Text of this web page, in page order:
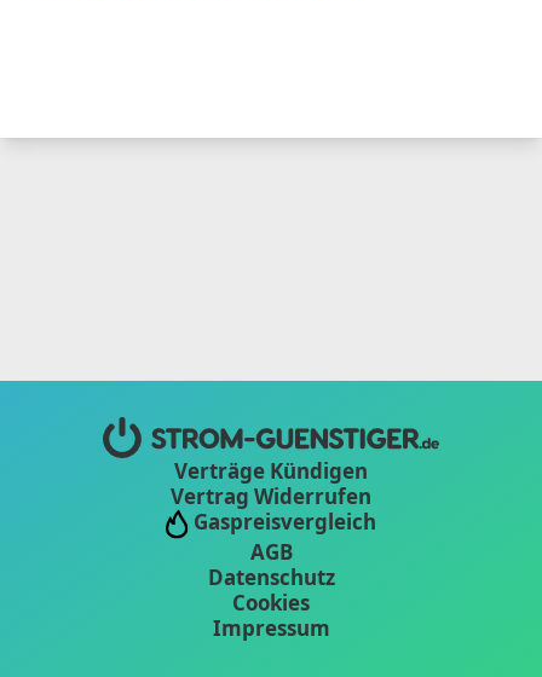
Verträge Kündigen
Vertrag Widerrufen
Gaspreisvergleich
AGB
Datenschutz
Cookies
Impressum